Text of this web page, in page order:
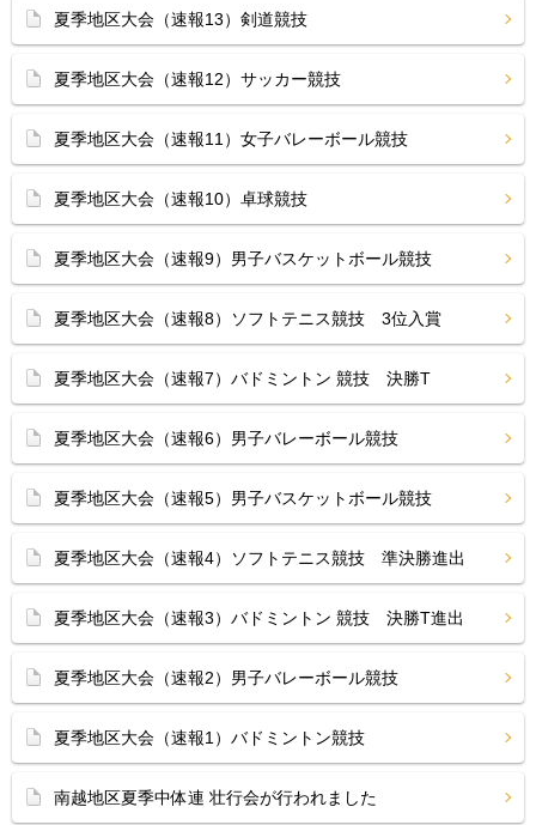
夏季地区大会（速報13）剣道競技
夏季地区大会（速報12）サッカー競技
夏季地区大会（速報11）女子バレーボール競技
夏季地区大会（速報10）卓球競技
夏季地区大会（速報9）男子バスケットボール競技
夏季地区大会（速報8）ソフトテニス競技 3位入賞
夏季地区大会（速報7）バドミントン 競技 決勝T
夏季地区大会（速報6）男子バレーボール競技
夏季地区大会（速報5）男子バスケットボール競技
夏季地区大会（速報4）ソフトテニス競技 準決勝進出
夏季地区大会（速報3）バドミントン 競技 決勝T進出
夏季地区大会（速報2）男子バレーボール競技
夏季地区大会（速報1）バドミントン競技
南越地区夏季中体連 壮行会が行われました